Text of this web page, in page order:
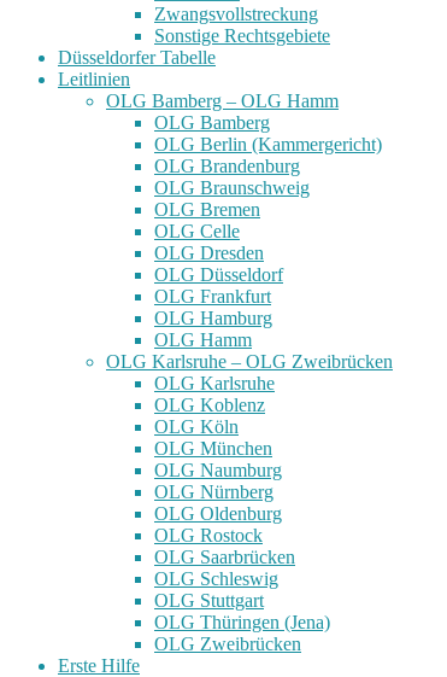
Zwangsvollstreckung
Sonstige Rechtsgebiete
Düsseldorfer Tabelle
Leitlinien
OLG Bamberg – OLG Hamm
OLG Bamberg
OLG Berlin (Kammergericht)
OLG Brandenburg
OLG Braunschweig
OLG Bremen
OLG Celle
OLG Dresden
OLG Düsseldorf
OLG Frankfurt
OLG Hamburg
OLG Hamm
OLG Karlsruhe – OLG Zweibrücken
OLG Karlsruhe
OLG Koblenz
OLG Köln
OLG München
OLG Naumburg
OLG Nürnberg
OLG Oldenburg
OLG Rostock
OLG Saarbrücken
OLG Schleswig
OLG Stuttgart
OLG Thüringen (Jena)
OLG Zweibrücken
Erste Hilfe